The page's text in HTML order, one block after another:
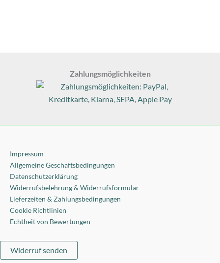
Zahlungsmöglichkeiten
Impressum
Allgemeine Geschäftsbedingungen
Datenschutzerklärung
Widerrufsbelehrung & Widerrufsformular
Lieferzeiten & Zahlungsbedingungen
Cookie Richtlinien
Echtheit von Bewertungen
Widerruf senden